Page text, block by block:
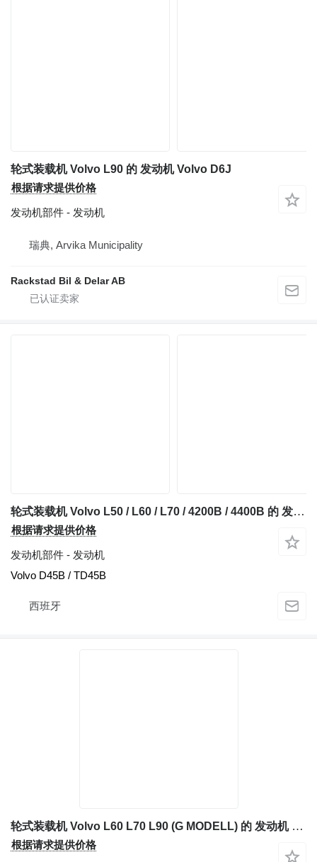
轮式装载机 Volvo L90 的 发动机 Volvo D6J
根据请求提供价格
发动机部件 - 发动机
瑞典, Arvika Municipality
Rackstad Bil & Delar AB
轮式装载机 Volvo L50 / L60 / L70 / 4200B / 4400B 的 发动机 Volvo D45B / TD45B Volvo
根据请求提供价格
发动机部件 - 发动机
Volvo D45B / TD45B
西班牙
轮式装载机 Volvo L60 L70 L90 (G MODELL) 的 发动机 Volvo D6H
根据请求提供价格